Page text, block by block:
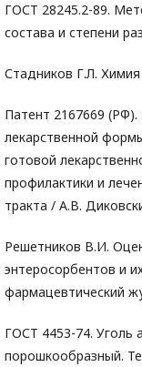
ГОСТ 28245.2-89.
состава и степени
Стадников Г.Л.
Патент 2167669
лекарственной
готовой
профилактики и
тракта / А.В.
Решетников В.И.
энтеросорбентов и
фармацевтический
ГОСТ 4453-74. Уголь
порошкообразный.